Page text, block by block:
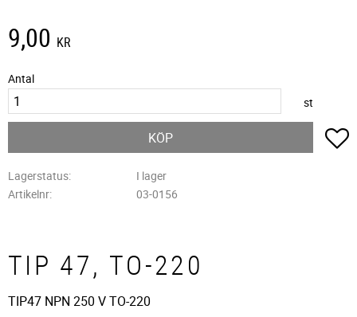
9,00 KR
Antal
st
KÖP
Lagerstatus
I lager
Artikelnr
03-0156
TIP 47, TO-220
TIP47 NPN 250 V TO-220